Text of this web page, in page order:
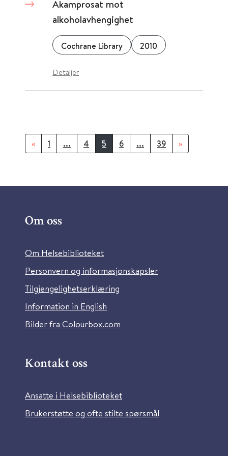
Akamprosat mot
alkoholavhengighet
Cochrane Library 2010
Detaljer
« 1 ... 4 5 6 ... 39 »
Om oss
Om Helsebiblioteket
Personvern og informasjonskapsler
Tilgjengelighetserklæring
Information in English
Bilder fra Colourbox.com
Kontakt oss
Ansatte i Helsebiblioteket
Brukerstøtte og ofte stilte spørsmål